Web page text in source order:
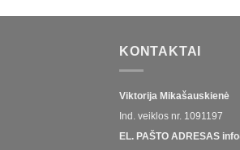
KONTAKTAI
Viktorija Mikašauskienė
Ind. veiklos nr. 1091197
EL. PAŠTO ADRESAS